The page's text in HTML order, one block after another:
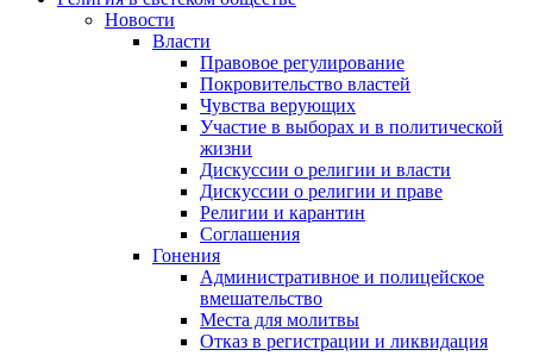
Новости
Власти
Правовое регулирование
Покровительство властей
Чувства верующих
Участие в выборах и в политической
жизни
Дискуссии о религии и власти
Дискуссии о религии и праве
Религии и карантин
Соглашения
Гонения
Административное и полицейское
вмешательство
Места для молитвы
Отказ в регистрации и ликвидация